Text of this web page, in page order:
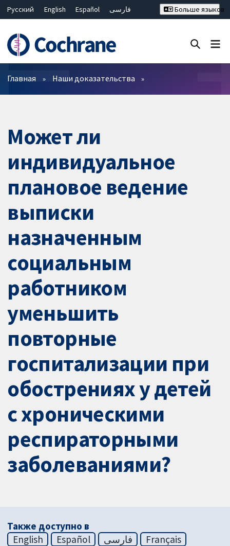
Русский English Español
فارسی
Bahasa Malaysia
ไทย
繁體中文
简体中文
Больше языков
Фильтры
Главная Наши доказательства
Может ли
индивидуальное
плановое ведение
выписки
назначенным
социальным
работником
уменьшить
повторные
госпитализации при
обострениях у детей
с хроническими
респираторными
заболеваниями?
Также доступно в
English
Español فارسی
Français